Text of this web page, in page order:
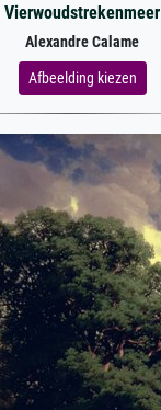
Vierwoudstrekenmeer
Alexandre Calame
Afbeelding kiezen